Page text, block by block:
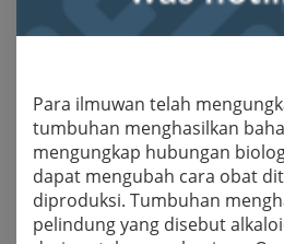
Para ilmuwan telah
tumbuhan menghasilkan
mengungkap hubungan
dapat mengubah cara obat
diproduksi. Tumbuhan
pelindung yang disebut